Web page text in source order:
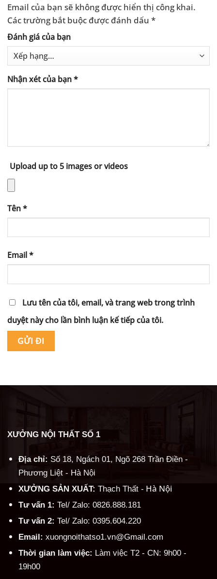
Email của bạn sẽ không được hiển thị công khai.
Các trường bắt buộc được đánh dấu *
Đánh giá của bạn
Nhận xét của bạn*
Upload up to 5 images or videos
Tên*
Email*
Lưu tên của tôi, email, và trang web trong trình
duyệt này cho lần bình luận kế tiếp của tôi.
XƯỞNG NỘI THẤT SỐ 1
Địa chỉ: Số 18, Ngách 01, Ngõ 268 Trần Điền -
Phương Liệt - Hà Nội
XƯỞNG SẢN XUẤT: Thạch Thất - Hà Nội
Tư vấn 1: Tel/ Zalo: 0826.888.181
Tư vấn 2: Tel/ Zalo: 0395.604.220
Email: xuongnoithatso1.vn@Gmail.com
Thời gian làm việc: Làm việc T2 - CN: 9h00 -
19h00